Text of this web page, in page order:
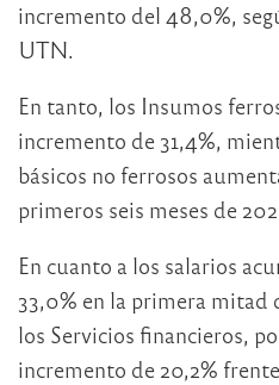
incremento del 48,0%,
UTN.
En tanto, los Insumos
incremento de 31,4%,
básicos no ferrosos
primeros seis meses de
En cuanto a los salarios
33,0% en la primera mitad
los Servicios financieros,
incremento de 20,2%